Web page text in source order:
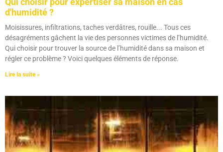
d'humidité ?
Moisissures, infiltrations, taches verdâtres, rouille... Tous ces
désagréments gâchent la vie des personnes victimes de l’humidité.
Qui choisir pour trouver la source de l’humidité dans sa maison et
régler ce problème ? Voici quelques éléments de réponse.
Lire la suite »